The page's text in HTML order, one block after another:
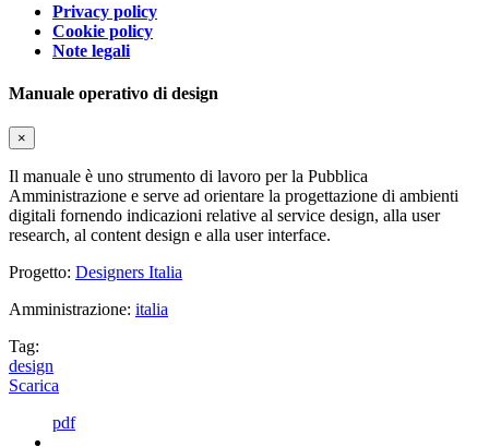
Privacy policy
Cookie policy
Note legali
Manuale operativo di design
×
Il manuale è uno strumento di lavoro per la Pubblica
Amministrazione e serve ad orientare la progettazione di ambienti
digitali fornendo indicazioni relative al service design, alla user
research, al content design e alla user interface.
Progetto: Designers Italia
Amministrazione: italia
Tag:
design
Scarica
pdf